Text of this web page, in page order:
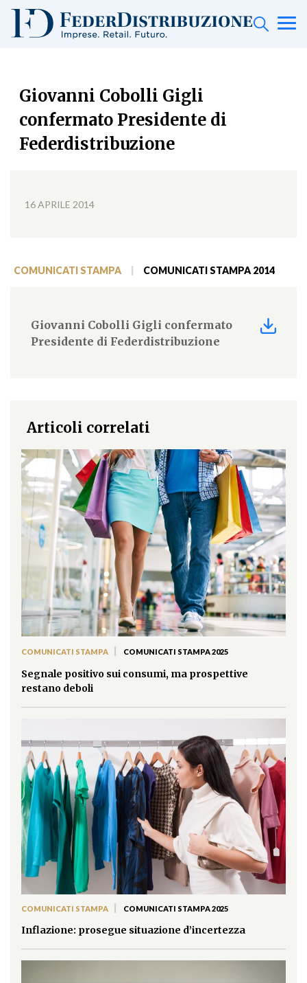
Giovanni Cobolli Gigli
confermato Presidente di
Federdistribuzione
16 APRILE 2014
COMUNICATI STAMPA COMUNICATI STAMPA 2014
Giovanni Cobolli Gigli confermato
Presidente di Federdistribuzione
Articoli correlati
COMUNICATI STAMPA COMUNICATI STAMPA 2025
Segnale positivo sui consumi, ma prospettive
restano deboli
COMUNICATI STAMPA COMUNICATI STAMPA 2025
Inflazione: prosegue situazione d’incertezza